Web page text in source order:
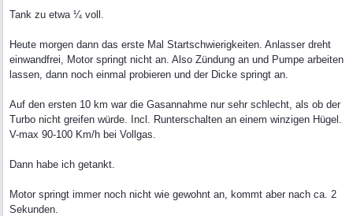
Tank zu etwa ¼ voll.
Heute morgen dann das erste Mal Startschwierigkeiten. Anlasser dreht
einwandfrei, Motor springt nicht an. Also Zündung an und Pumpe arbeiten
lassen, dann noch einmal probieren und der Dicke springt an.
Auf den ersten 10 km war die Gasannahme nur sehr schlecht, als ob der
Turbo nicht greifen würde. Incl. Runterschalten an einem winzigen Hügel.
V-max 90-100 Km/h bei Vollgas.
Dann habe ich getankt.
Motor springt immer noch nicht wie gewohnt an, kommt aber nach ca. 2
Sekunden.